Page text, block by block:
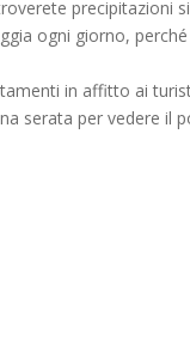
precipitazioni
ogni giorno,
in affitto ai
serata per vedere il